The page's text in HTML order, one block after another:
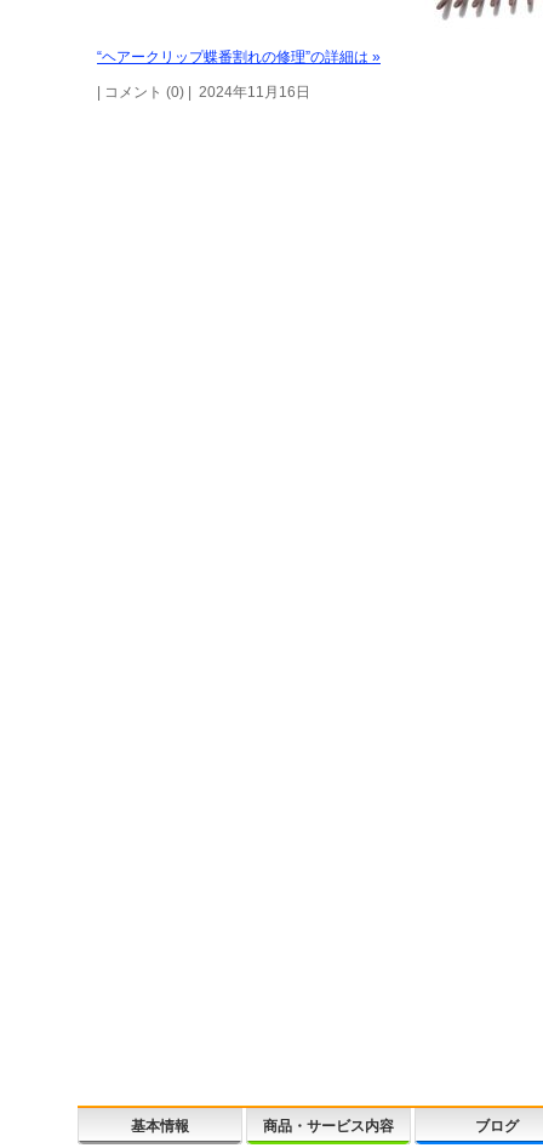
“ヘアークリップ蝶番割れの修理”の詳細は »
| コメント (0) | 2024年11月16日
基本情報 商品・サービス内容 ブログ